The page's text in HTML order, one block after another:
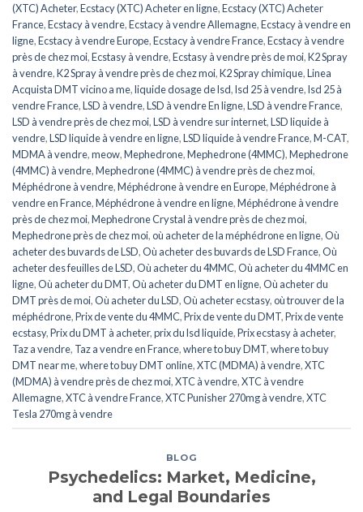
(XTC) Acheter,Ecstacy (XTC) Acheter en ligne,Ecstacy (XTC) Acheter
France,Ecstacy à vendre,Ecstacy à vendre Allemagne,Ecstacy à vendre en
ligne,Ecstacy à vendre Europe,Ecstacy à vendre France,Ecstacy à vendre
près de chez moi,Ecstasy à vendre,Ecstasy à vendre près de moi,K2 Spray
à vendre,K2 Spray à vendre près de chez moi,K2 Spray chimique,Linea
Acquista DMT vicino a me,liquide dosage de lsd,lsd 25 à vendre,lsd 25 à
vendre France,LSD à vendre,LSD à vendre En ligne,LSD à vendre France,
LSD à vendre près de chez moi,LSD à vendre sur internet,LSD liquide à
vendre,LSD liquide à vendre en ligne,LSD liquide à vendre France,M-CAT,
MDMA à vendre,meow,Mephedrone,Mephedrone (4MMC),Mephedrone
(4MMC) à vendre,Mephedrone (4MMC) à vendre près de chez moi,
Méphédrone à vendre,Méphédrone à vendre en Europe,Méphédrone à
vendre en France,Méphédrone à vendre en ligne,Méphédrone à vendre
près de chez moi,Mephedrone Crystal à vendre près de chez moi,
Mephedrone près de chez moi,où acheter de la méphédrone en ligne,Où
acheter des buvards de LSD,Où acheter des buvards de LSD France,Où
acheter des feuilles de LSD,Où acheter du 4MMC,Où acheter du 4MMC en
ligne,Où acheter du DMT,Où acheter du DMT en ligne,Où acheter du
DMT près de moi,Où acheter du LSD,Où acheter ecstasy,où trouver de la
méphédrone,Prix de vente du 4MMC,Prix de vente du DMT,Prix de vente
ecstasy,Prix du DMT à acheter,prix du lsd liquide,Prix ecstasy à acheter,
Taz a vendre, Taz a vendre en France,where to buy DMT,where to buy
DMT near me,where to buy DMT online,XTC (MDMA) à vendre,XTC
(MDMA) à vendre près de chez moi,XTC ​​​​​​​​​​​​​à vendre,XTC ​​​​​​​​​​​​​à vendre
Allemagne,XTC ​​​​​​​​​​​​​à vendre France,XTC Punisher 270mg à vendre,XTC
Tesla 270mg à vendre
BLOG
Psychedelics: Market, Medicine,
and Legal Boundaries